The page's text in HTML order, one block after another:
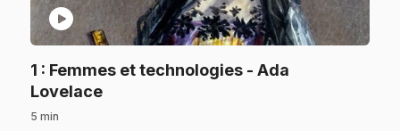
play_circle
1 : Femmes et technologies - Ada
Lovelace.
5 min